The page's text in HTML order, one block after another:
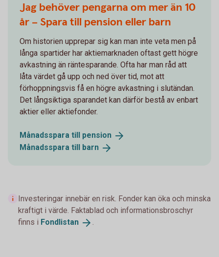
Jag behöver pengarna om mer än 10
år – Spara till pension eller barn
Om historien upprepar sig kan man inte veta men på
långa spartider har aktiemarknaden oftast gett högre
avkastning än räntesparande. Ofta har man råd att
låta värdet gå upp och ned över tid, mot att
förhoppningsvis få en högre avkastning i slutändan.
Det långsiktiga sparandet kan därför bestå av enbart
aktier eller aktiefonder.
Månadsspara till pension
Månadsspara till barn
Investeringar innebär en risk. Fonder kan öka och minska
kraftigt i värde. Faktablad och informationsbroschyr
finns i Fondlistan .